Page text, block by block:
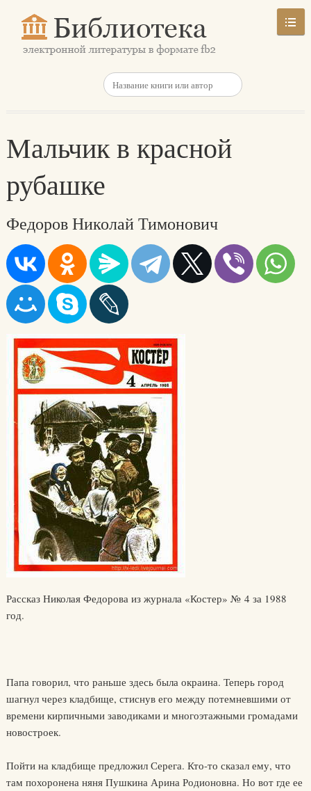
Мальчик в красной
рубашке
Федоров Николай Тимонович
Рассказ Николая Федорова из журнала «Костер» № 4 за 1988
год.
Папа говорил, что раньше здесь была окраина. Теперь город
шагнул через кладбище, стиснув его между потемневшими от
времени кирпичными заводиками и многоэтажными громадами
новостроек.
Пойти на кладбище предложил Серега. Кто-то сказал ему, что
там похоронена няня Пушкина Арина Родионовна. Но вот где ее